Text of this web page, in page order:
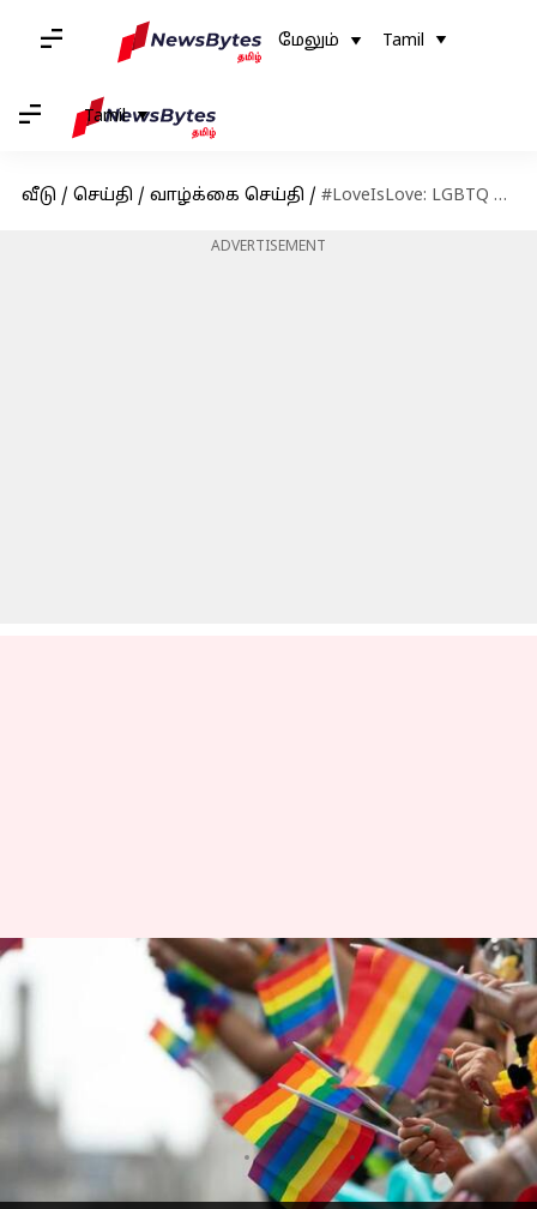
மேலும் Tamil
Tamil
வீடு / செய்தி / வாழ்க்கை செய்தி / #LoveIsLove: LGBTQ சமூகத்தை பற்றி தெளிவுபடுத்தப்படவேண்டிய சில தவறான எண்ணங்கள்
ADVERTISEMENT
#LoveIsLove: LGBTQ
சமூகத்தை பற்றி
சில தவறான
எண்ணங்கள்
எழுதியவர் Venkatalakshmi V Feb 07, 2023 09:44 am